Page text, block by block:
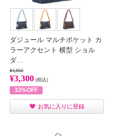
ダジュール マルチポケット カ
ラーアクセント 横型 ショル
ダ…
¥4,950
¥3,300 (税込)
33%OFF
お気に入りに登録